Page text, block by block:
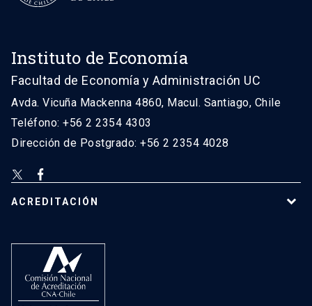
Instituto de Economía
Facultad de Economía y Administración UC
Avda. Vicuña Mackenna 4860, Macul. Santiago, Chile
Teléfono: +56 2 2354 4303
Dirección de Postgrado: +56 2 2354 4028
ACREDITACIÓN